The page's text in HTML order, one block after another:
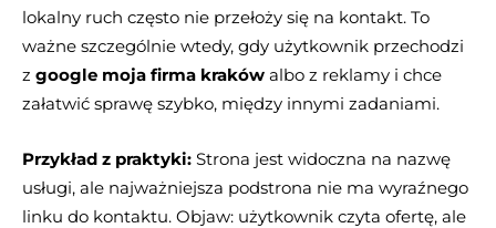
lokalny ruch często nie przełoży się na kontakt. To
ważne szczególnie wtedy, gdy użytkownik przechodzi
z google moja firma kraków albo z reklamy i chce
załatwić sprawę szybko, między innymi zadaniami.
Przykład z praktyki: Strona jest widoczna na nazwę
usługi, ale najważniejsza podstrona nie ma wyraźnego
linku do kontaktu. Objaw: użytkownik czyta ofertę, ale